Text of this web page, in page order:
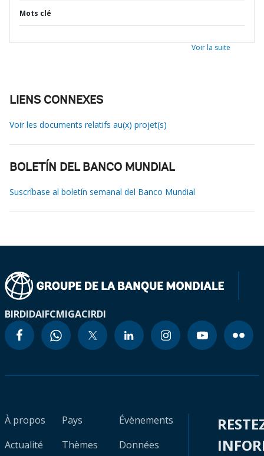
Mots clé
Voir la suite
LIENS CONNEXES
Voir les documents relatifs au(x) projet(s)
BOLETÍN DEL BANCO MUNDIAL
Suscríbase al boletín semanal del Banco Mundial
BIRDIDAIFCMIGACIRDI
À propos
Actualité
Pays
Thèmes
Évènements
Données